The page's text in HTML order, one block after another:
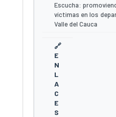
Escucha:
víctimas en los
Valle del Cauca